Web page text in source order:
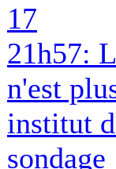
17
21h57:
n'est
institut
sondage